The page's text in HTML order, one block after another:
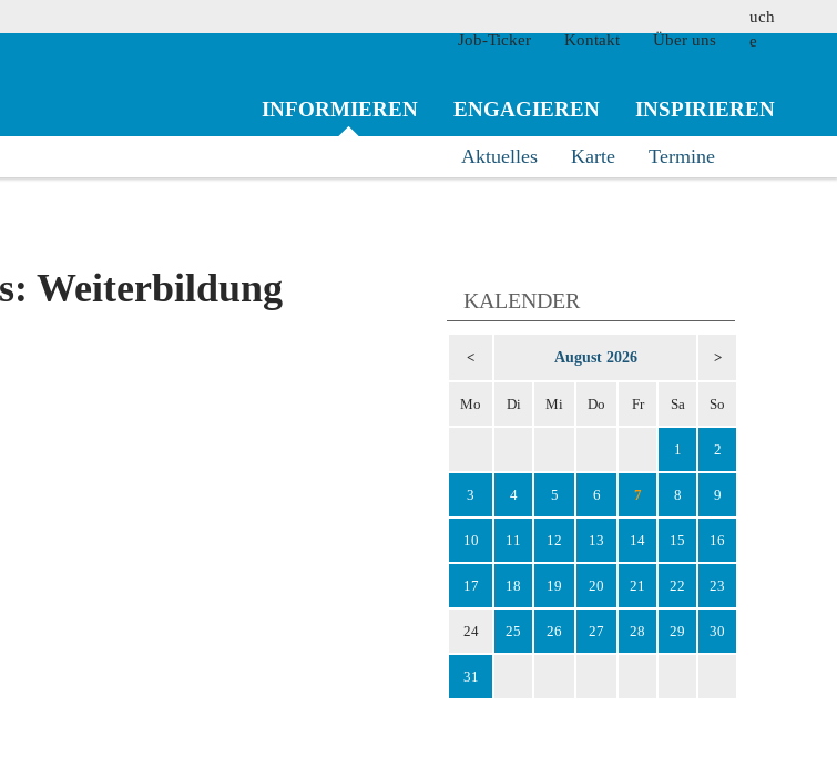
Job-Ticker
Kontakt Über uns
suchen
INFORMIEREN
Aktuelles Karte Termine
ENGAGIEREN INSPIRIEREN
Weiterbildung
KALENDER
< August 2026 >
Mo Di Mi Do Fr Sa So
1 2
3 4 5 6 7 8 9
10 11 12 13 14 15 16
17 18 19 20 21 22 23
24 25 26 27 28 29 30
31